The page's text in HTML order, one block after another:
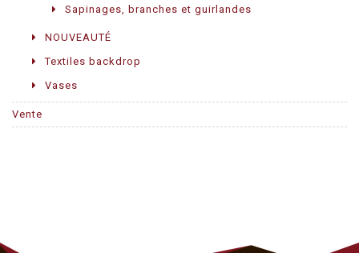
Sapinages, branches et guirlandes
NOUVEAUTÉ
Textiles backdrop
Vases
Vente